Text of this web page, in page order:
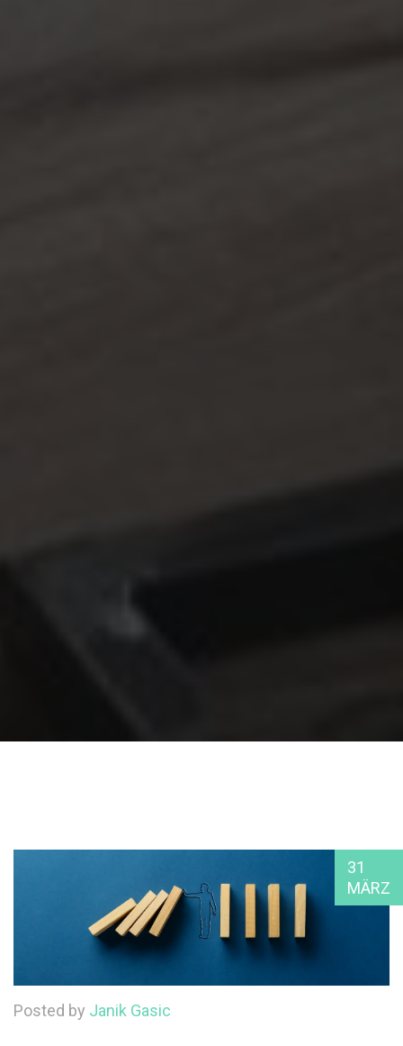
31
MÄRZ
Posted by Janik Gasic